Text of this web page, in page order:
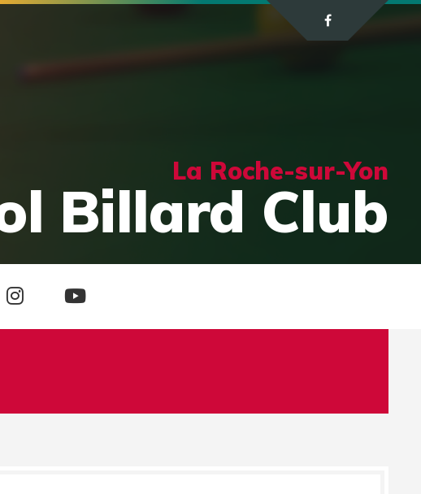
La Roche-sur-Yon
Billard Club
Page Chaine